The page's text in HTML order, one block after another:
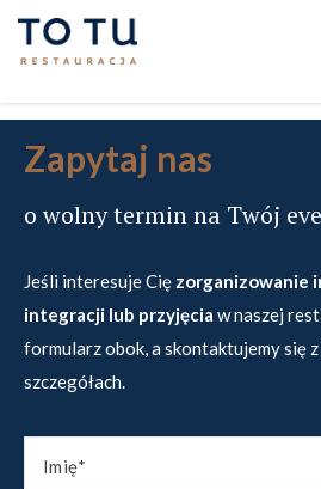
Zapytaj nas
o wolny termin na Twój
Jeśli interesuje Cię zorganizowanie
integracji lub przyjęcia w naszej
formularz obok, a skontaktujemy się
szczegółach.